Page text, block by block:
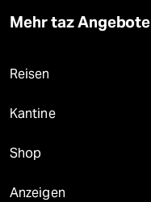
Mehr taz Angebote
Reisen
Kantine
Shop
Anzeigen